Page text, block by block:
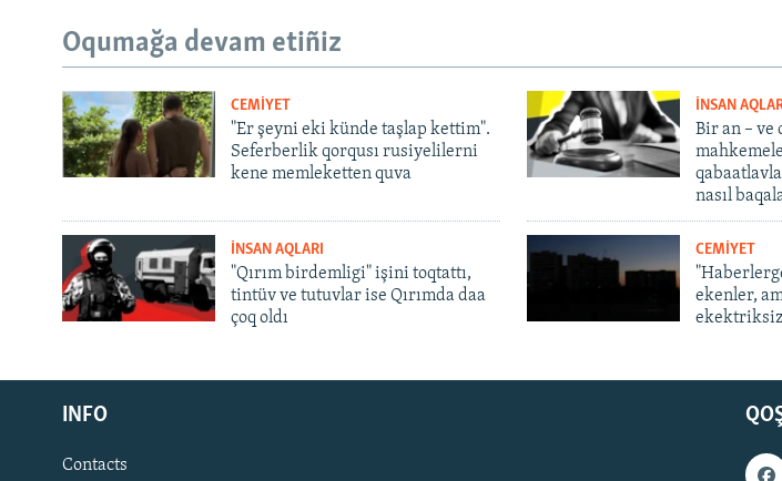
Русский
Українською
Oqumağa devam etiñiz
CEMİYET
"Er şeyni eki künde taşlap kettim".
Seferberlik qorqusı rusiyelilerni
kene memleketten quva
İNSAN
Bir an – ve
nasıl
İNSAN AQLARI
"Qırım birdemligi" işini toqtattı,
tintüv ve tutuvlar ise Qırımda daa
çoq oldı
CEMİYET
ekenler,
INFO
Contacts